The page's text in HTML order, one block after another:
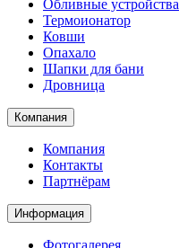
Обливные устройства
Термоионатор
Ковши
Опахало
Шапки для бани
Дровница
Компания
Компания
Контакты
Партнёрам
Информация
Фотогалерея